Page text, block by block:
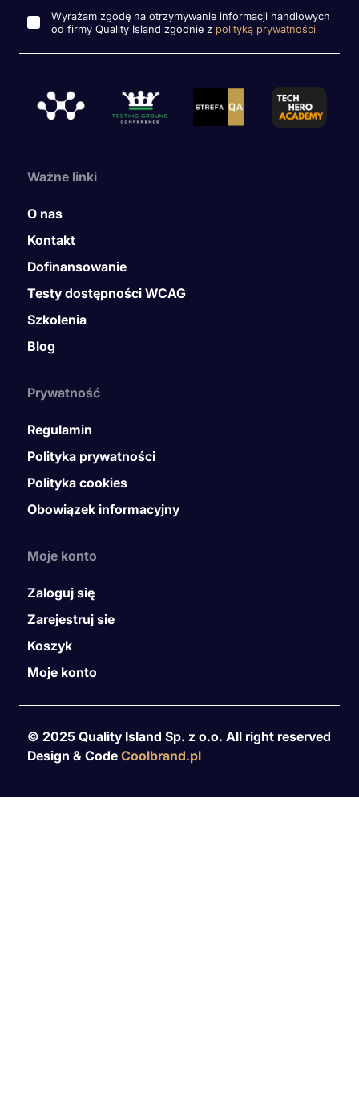
Wyrażam zgodę na otrzymywanie informacji handlowych
od firmy Quality Island zgodnie z polityką prywatności
Ważne linki
O nas
Kontakt
Dofinansowanie
Testy dostępności WCAG
Szkolenia
Blog
Prywatność
Regulamin
Polityka prywatności
Polityka cookies
Obowiązek informacyjny
Moje konto
Zaloguj się
Zarejestruj sie
Koszyk
Moje konto
© 2025 Quality Island Sp. z o.o. All right reserved
Design & Code Coolbrand.pl